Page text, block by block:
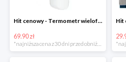
Hit cenowy - Termometr wielofunkcyjny
69.90 zł
*najniższa cena z 30 dni przed obniżką